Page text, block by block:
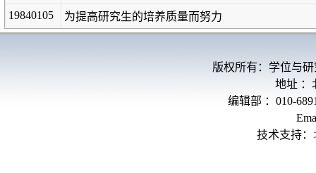
19840105
为提高研究生的培养质量而努力
版权所有：学位与
地址 ：
编辑部 ：010-
技术支持：